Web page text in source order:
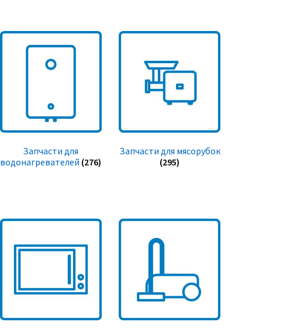
Запчасти для
водонагревателей (276)
Запчасти для мясорубок
(295)